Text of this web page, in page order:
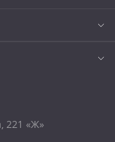
221 «Ж»